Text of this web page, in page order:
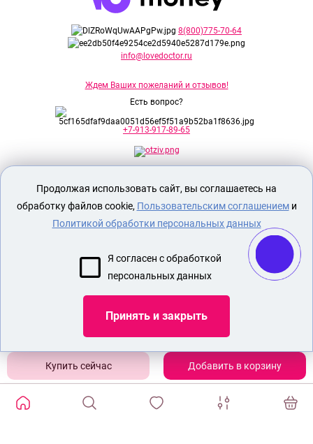
Добавить в корзину
8(800)775-70-64
info@lovedoctor.ru
Ждем Ваших пожеланий и отзывов!
Есть вопрос?
+7-913-917-89-65
Секс шоп Доктор Любви
исключительно для лиц старше 18 лет!
Евразийского соответствия.
ОПЛАТА И ДОСТАВКА
СЕКС ИГРУШКИ
БДСМ
Показать еще
Продолжая использовать сайт, вы соглашаетесь на
обработку файлов cookie, Пользовательским соглашениеми
Политикой обработки персональных данных
Я согласен с обработкой
персональных данных
Принять и закрыть